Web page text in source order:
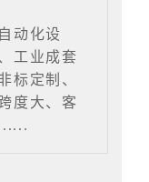
动化设
工业成套
标定制、
度大、客